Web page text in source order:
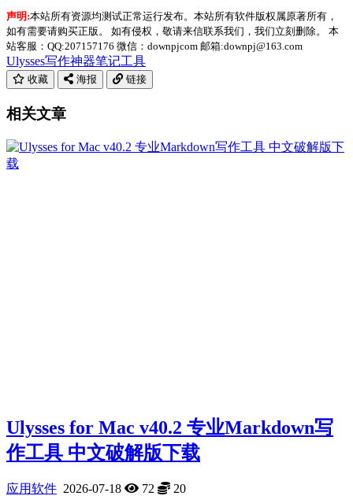
声明:本站所有资源均测试正常运行发布。本站所有软件版权属原著所有，
如有需要请购买正版。 如有侵权，敬请来信联系我们，我们立刻删除。 本
站客服：QQ:207157176 微信：downpjcom 邮箱:downpj@163.com
Ulysses写作神器笔记工具
收藏 海报 链接
相关文章
Ulysses for Mac v40.2 专业Markdown写
作工具 中文破解版下载
应用软件 2026-07-18 72 20